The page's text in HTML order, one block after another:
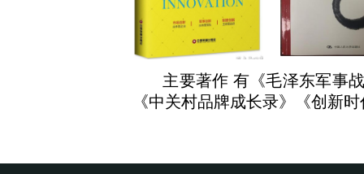
主要著作 有《毛泽东军事
《中关村品牌成长录》《创新